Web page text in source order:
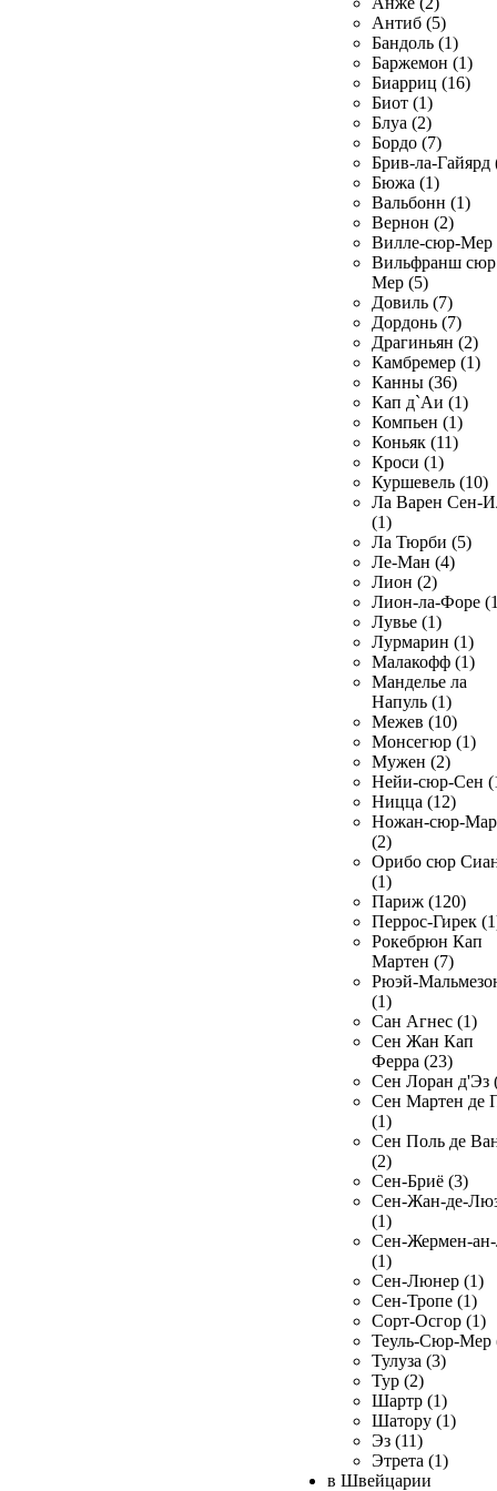
Антиб (5)
Бандоль (1)
Баржемон (1)
Биарриц (16)
Биот (1)
Блуа (2)
Бордо (7)
Брив-ла-Гайярд
Бюжа (1)
Вальбонн (1)
Вернон (2)
Вилле-сюр-Мер
Вильфранш сюр
Мер (5)
Довиль (7)
Дордонь (7)
Драгиньян (2)
Камбремер (1)
Канны (36)
Кап д`Аи (1)
Компьен (1)
Коньяк (11)
Кроси (1)
Куршевель (10)
Ла Варен Сен-
(1)
Ла Тюрби (5)
Ле-Ман (4)
Лион (2)
Лион-ла-Форе
Лувье (1)
Лурмарин (1)
Малакофф (1)
Манделье ла
Напуль (1)
Межев (10)
Монсегюр (1)
Мужен (2)
Нейи-сюр-Сен
Ницца (12)
Ножан-сюр-
(2)
Орибо сюр
(1)
Париж (120)
Перрос-Гирек
Рокебрюн Кап
Мартен (7)
Рюэй-
(1)
Сан Агнес (1)
Сен Жан Кап
Ферра (23)
Сен Лоран д'Эз
Сен Мартен де
(1)
Сен Поль де
(2)
Сен-Бриё (3)
Сен-Жан-де-
(1)
Сен-Жермен-
(1)
Сен-Люнер (1)
Сен-Тропе (1)
Сорт-Осгор (1)
Теуль-Сюр-Мер
Тулуза (3)
Тур (2)
Шартр (1)
Шатору (1)
Эз (11)
Этрета (1)
в Швейцарии